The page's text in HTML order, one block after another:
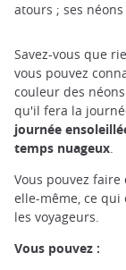
atours ; ses
Savez-vous que
vous pouvez
couleur des
qu'il fera la
journée
temps nuageux.
Vous pouvez
elle-même, ce
les voyageurs.
Vous pouvez :